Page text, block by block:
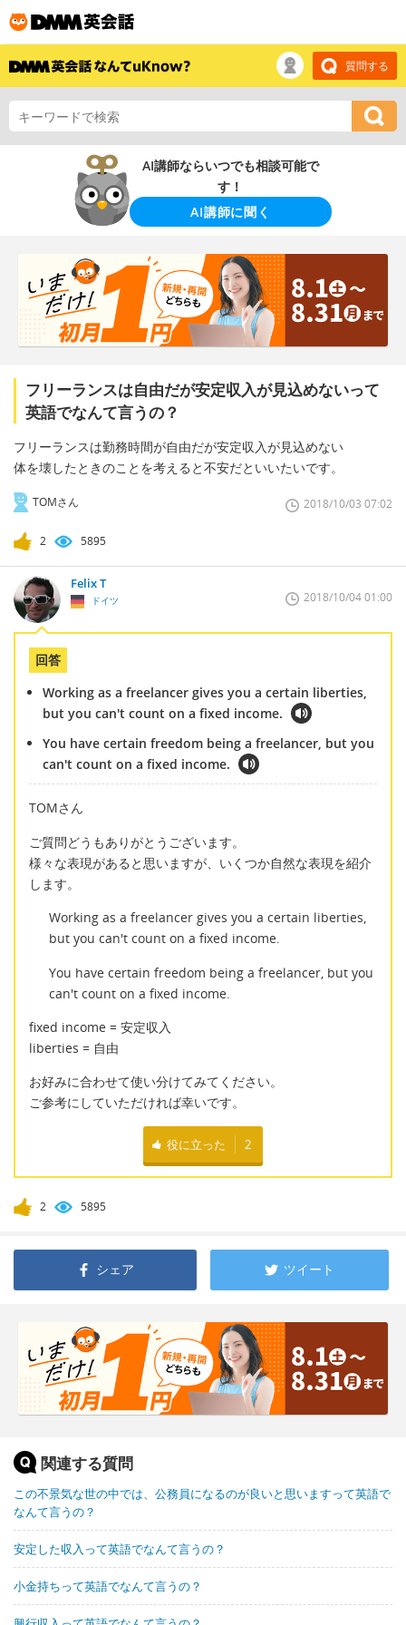
質問する
AI講師ならいつでも相談可能で
す！
AI講師に聞く
フリーランスは自由だが安定収入が見込めないって
英語でなんて言うの？
フリーランスは勤務時間が自由だが安定収入が見込めない
体を壊したときのことを考えると不安だといいたいです。
TOMさん 2018/10/03 07:02
2 5895
Felix T
ドイツ 2018/10/04 01:00
回答
Working as a freelancer gives you a certain liberties,
but you can't count on a fixed income.
You have certain freedom being a freelancer, but you
can't count on a fixed income.
TOMさん
ご質問どうもありがとうございます。
様々な表現があると思いますが、いくつか自然な表現を紹介
します。
Working as a freelancer gives you a certain liberties,
but you can't count on a fixed income.
You have certain freedom being a freelancer, but you
can't count on a fixed income.
fixed income = 安定収入
liberties = 自由
お好みに合わせて使い分けてみてください。
ご参考にしていただければ幸いです。
役に立った 2
2 5895
シェア ツイート
関連する質問
この不景気な世の中では、公務員になるのが良いと思いますって英語で
なんて言うの？
安定した収入って英語でなんて言うの？
小金持ちって英語でなんて言うの？